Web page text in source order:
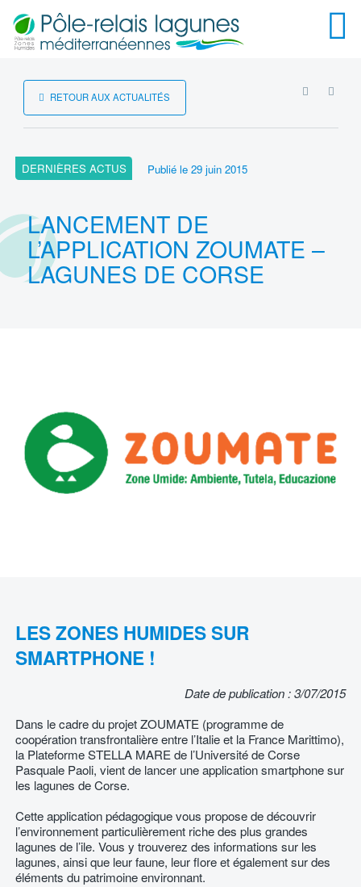
Menu
RETOUR AUX ACTUALITÉS
DERNIÈRES ACTUS Publié le 29 juin 2015
LANCEMENT DE
L’APPLICATION ZOUMATE –
LAGUNES DE CORSE
LES ZONES HUMIDES SUR
SMARTPHONE !
Date de publication : 3/07/2015
Dans le cadre du projet ZOUMATE (programme de
coopération transfrontalière entre l’Italie et la France Marittimo),
la Plateforme STELLA MARE de l’Université de Corse
Pasquale Paoli, vient de lancer une application smartphone sur
les lagunes de Corse.
Cette application pédagogique vous propose de découvrir
l’environnement particulièrement riche des plus grandes
lagunes de l’ile. Vous y trouverez des informations sur les
lagunes, ainsi que leur faune, leur flore et également sur des
éléments du patrimoine environnant.